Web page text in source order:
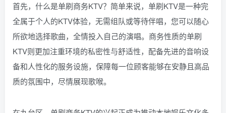
首先，什么是单刷商务KTV？简单来说，单刷KTV是一种完
全属于个人的KTV体验，无需组队或等待伴唱，您可以随心
所欲地选择歌曲，全情投入自己的演唱。商务性质的单刷
KTV则更加注重环境的私密性与舒适性，配备先进的音响设
备和人性化的服务设施，保障每一位顾客能够在安静且高品
质的氛围中，尽情展现歌喉。